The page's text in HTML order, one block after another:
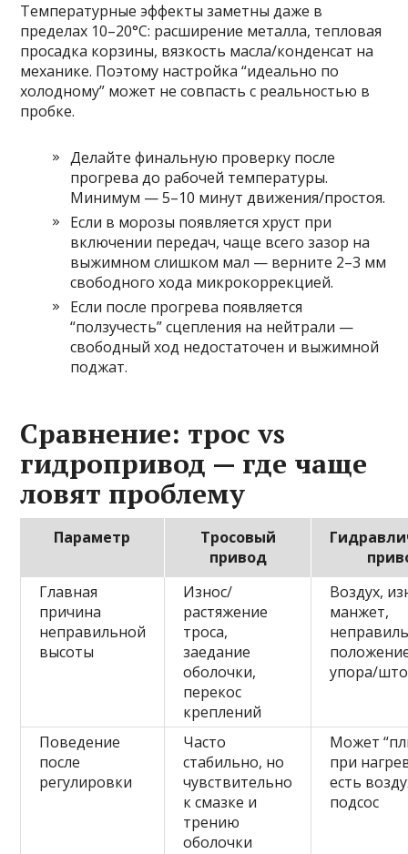
Температурные эффекты заметны даже в
пределах 10–20°C: расширение металла, тепловая
просадка корзины, вязкость масла/конденсат на
механике. Поэтому настройка “идеально по
холодному” может не совпасть с реальностью в
пробке.
Делайте финальную проверку после
прогрева до рабочей температуры.
Минимум — 5–10 минут движения/простоя.
Если в морозы появляется хруст при
включении передач, чаще всего зазор на
выжимном слишком мал — верните 2–3 мм
свободного хода микрокоррекцией.
Если после прогрева появляется
“ползучесть” сцепления на нейтрали —
свободный ход недостаточен и выжимной
поджат.
Сравнение: трос vs
гидропривод — где чаще
ловят проблему
Параметр
Тросовый
привод
Главная
причина
неправильной
высоты
Износ/
растяжение
троса,
заедание
оболочки,
перекос
креплений
Воздух,
манжет,
упора/
Поведение
после
регулировки
Часто
стабильно, но
чувствительно
к смазке и
трению
оболочки
Может
при
есть
подсос